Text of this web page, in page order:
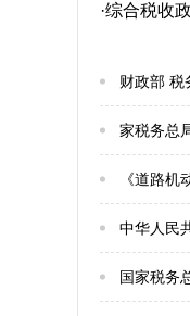
·综合税收
财政部 税
家税务总
《道路机动车
中华人民
国家税务